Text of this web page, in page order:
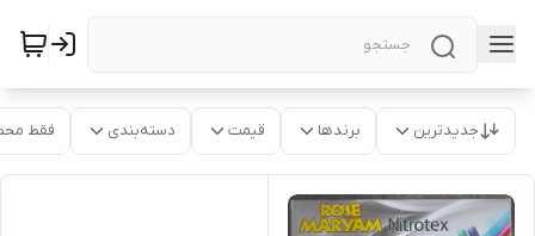
جدیدترین برندها قیمت دسته‌بندی فقط